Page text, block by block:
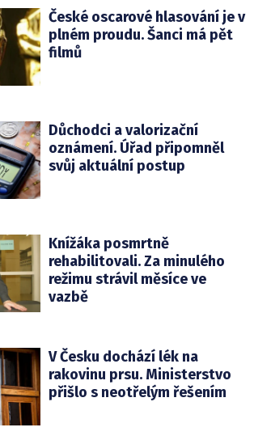
České oscarové hlasování je v
plném proudu. Šanci má pět
filmů
Důchodci a valorizační
oznámení. Úřad připomněl
svůj aktuální postup
Knížáka posmrtně
rehabilitovali. Za minulého
režimu strávil měsíce ve
vazbě
V Česku dochází lék na
rakovinu prsu. Ministerstvo
přišlo s neotřelým řešením